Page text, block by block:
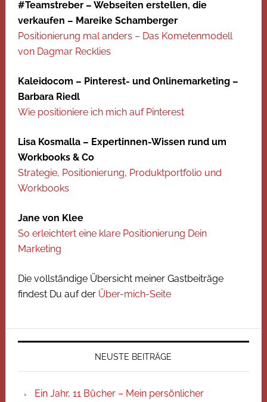
#Teamstreber – Webseiten erstellen, die
verkaufen – Mareike Schamberger
Positionierung mal anders – Das Kometenmodell
von Dagmar Recklies
Kaleidocom – Pinterest- und Onlinemarketing –
Barbara Riedl
Wie positioniere ich mich auf Pinterest
Lisa Kosmalla – Expertinnen-Wissen rund um
Workbooks & Co
Strategie, Positionierung, Produktportfolio und
Workbooks
Jane von Klee
So erleichtert eine klare Positionierung Dein
Marketing
Die vollständige Übersicht meiner Gastbeiträge
findest Du auf der Über-mich-Seite
NEUSTE BEITRÄGE
Ein Jahr, 11 Bücher – Mein persönlicher